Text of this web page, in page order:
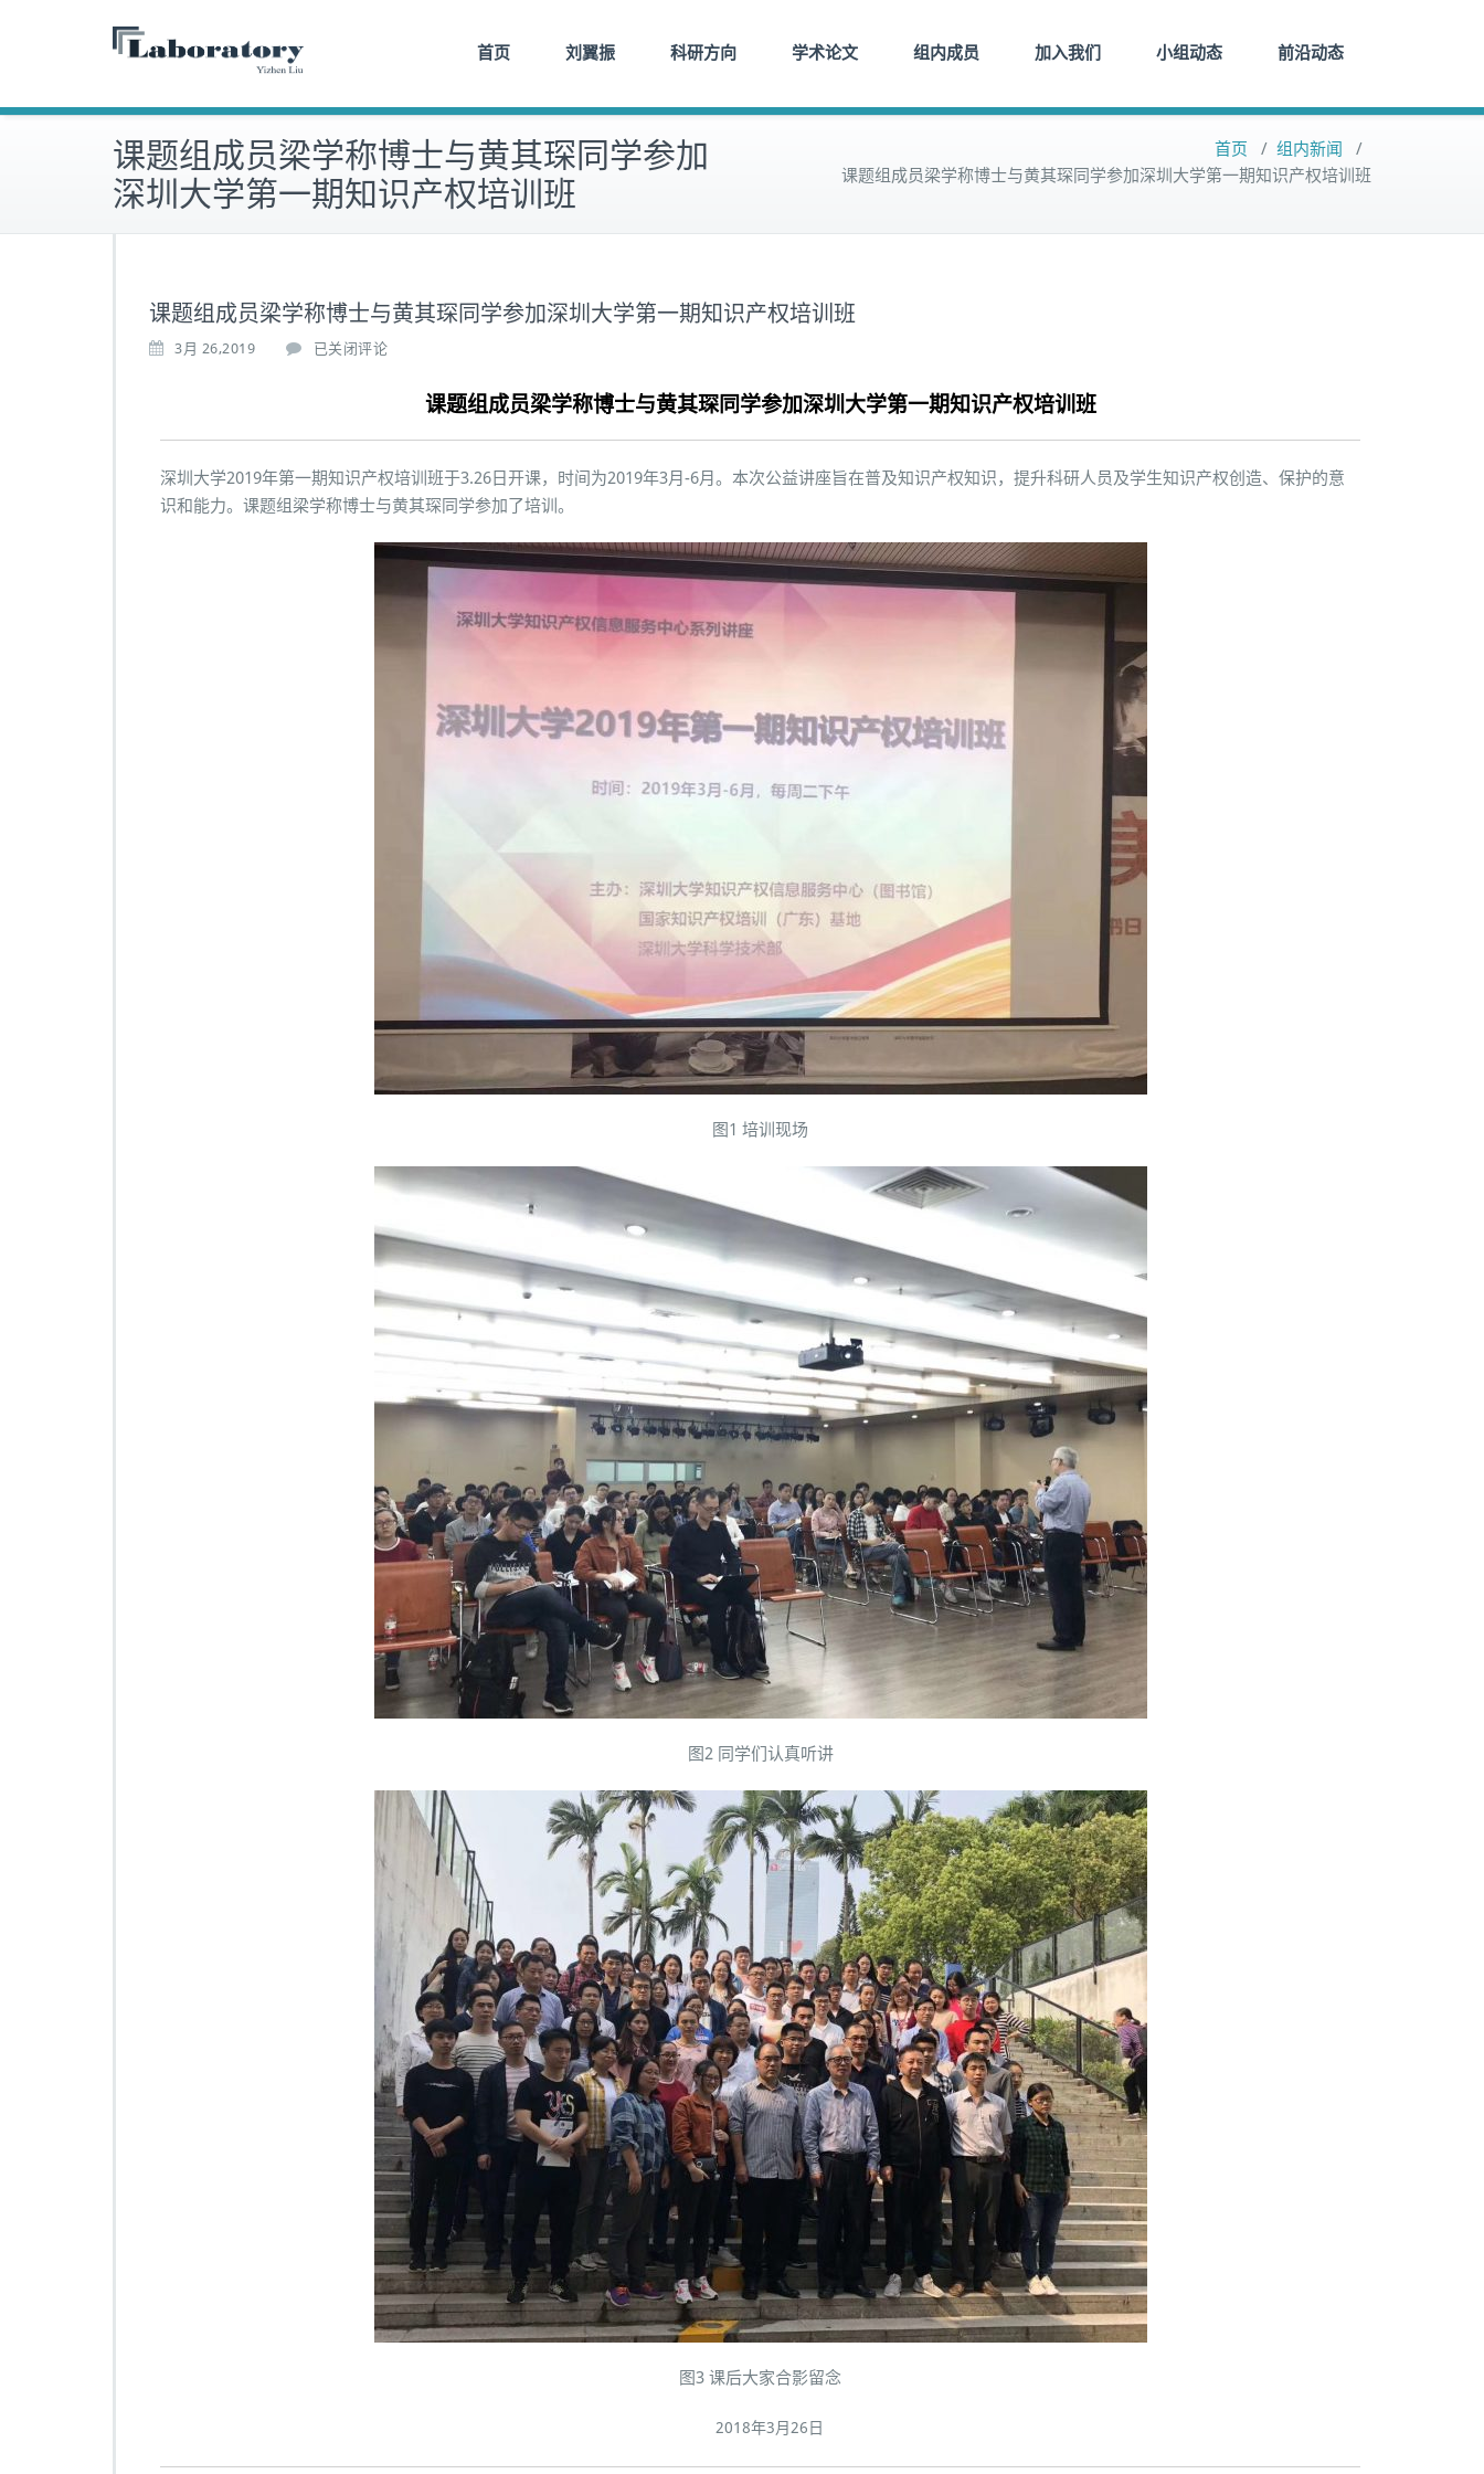
首页 刘翼振 科研方向 学术论文 组内成员 加入我们 小组动态 前沿动态
课题组成员梁学称博士与黄其琛同学参加
深圳大学第一期知识产权培训班
首页 / 组内新闻
/
课题组成员梁学称博士与黄其琛同学参加深圳大学第一期知识产权培训班
课题组成员梁学称博士与黄其琛同学参加深圳大学第一期知识产权培训班
3月 26,2019 已关闭评论
课题组成员梁学称博士与黄其琛同学参加深圳大学第一期知识产权培训班
深圳大学2019年第一期知识产权培训班于3.26日开课，时间为2019年3月-6月。本次公益讲座旨在普及知识产权知识，提升科研人员及学生知识产权创造、保护的意
识和能力。课题组梁学称博士与黄其琛同学参加了培训。
图1 培训现场
图2 同学们认真听讲
图3 课后大家合影留念
2018年3月26日